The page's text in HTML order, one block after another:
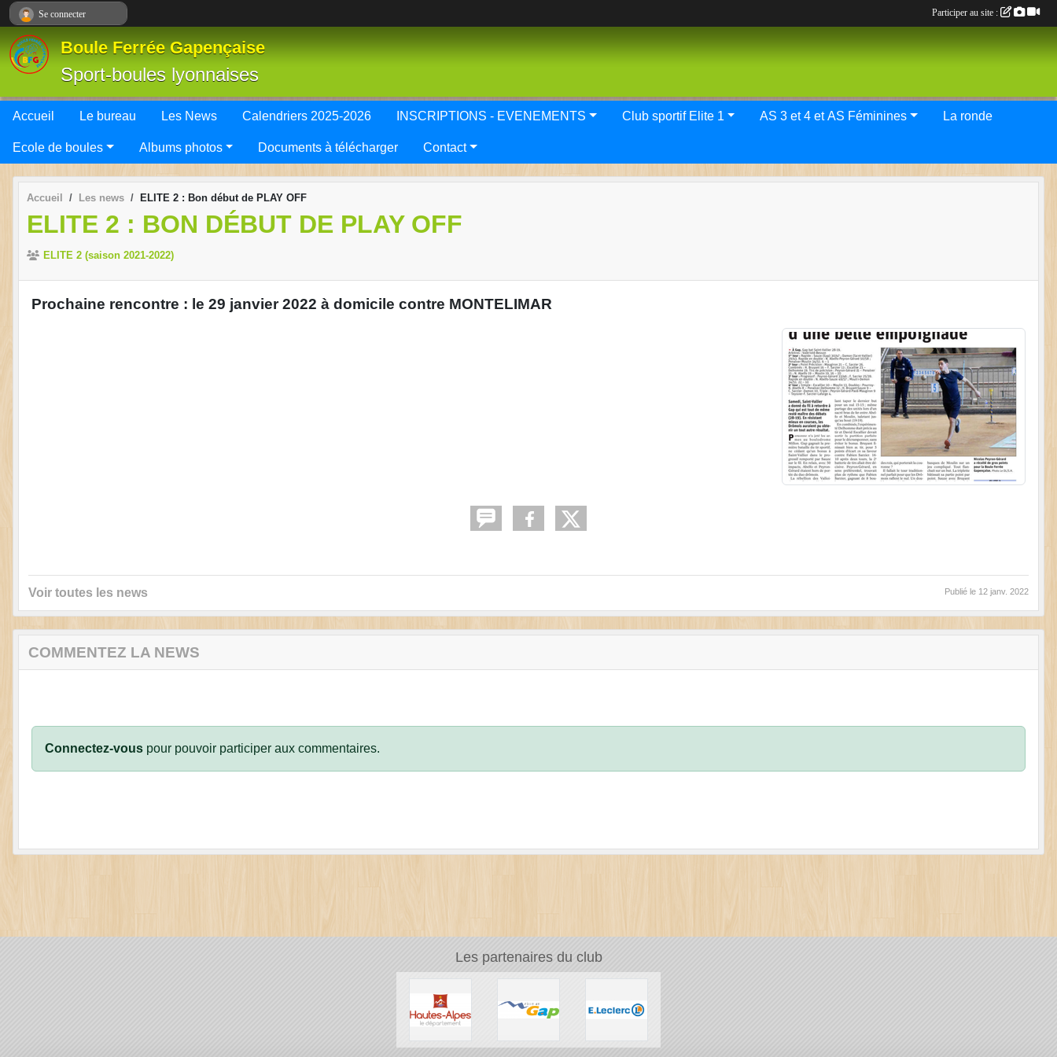
Boule Ferrée Gapençaise
Sport-boules lyonnaises
Accueil Le bureau Les News Calendriers 2025-2026 INSCRIPTIONS - EVENEMENTS Club sportif Elite 1 AS 3 et 4 et AS Féminines La ronde
Ecole de boules Albums photos Documents à télécharger Contact
Accueil Les news ELITE 2 : Bon début de PLAY OFF
ELITE 2 : BON DÉBUT DE PLAY OFF
ELITE 2 (saison 2021-2022)
Prochaine rencontre : le 29 janvier 2022 à domicile contre MONTELIMAR
Voir toutes les news Publié le 12 janv. 2022
COMMENTEZ LA NEWS
Connectez-vous pour pouvoir participer aux commentaires.
Les partenaires du club
Se connecter Participer au site :
Panneau de gestion des cookies